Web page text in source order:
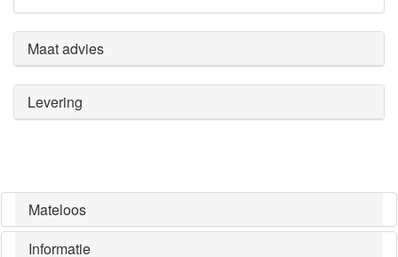
Maat advies
Levering
Mateloos
Informatie